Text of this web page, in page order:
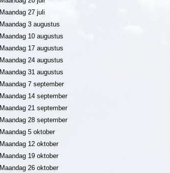
Maandag 27 juli
Maandag 3 augustus
Maandag 10 augustus
Maandag 17 augustus
Maandag 24 augustus
Maandag 31 augustus
Maandag 7 september
Maandag 14 september
Maandag 21 september
Maandag 28 september
Maandag 5 oktober
Maandag 12 oktober
Maandag 19 oktober
Maandag 26 oktober